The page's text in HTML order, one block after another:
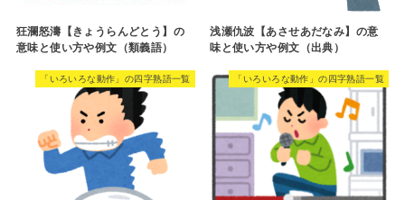
狂瀾怒濤【きょうらんどとう】の
意味と使い方や例文（類義語）
浅瀬仇波【あさせあだなみ】の意
味と使い方や例文（出典）
「いろいろな動作」の四字熟語一覧 「いろいろな動作」の四字熟語一覧